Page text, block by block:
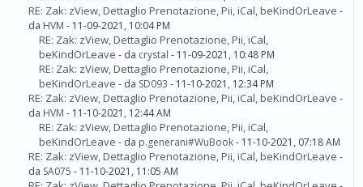
RE: Zak: zView, Dettaglio Prenotazione, Pii, iCal, beKindOrLeave -
da HVM - 11-09-2021, 10:04 PM
RE: Zak: zView, Dettaglio Prenotazione, Pii, iCal,
beKindOrLeave - da crystal - 11-09-2021, 10:48 PM
RE: Zak: zView, Dettaglio Prenotazione, Pii, iCal,
beKindOrLeave - da SD093 - 11-10-2021, 12:34 PM
RE: Zak: zView, Dettaglio Prenotazione, Pii, iCal, beKindOrLeave -
da HVM - 11-10-2021, 12:44 AM
RE: Zak: zView, Dettaglio Prenotazione, Pii, iCal,
beKindOrLeave - da p.generani#WuBook- 11-10-2021, 07:18 AM
RE: Zak: zView, Dettaglio Prenotazione, Pii, iCal, beKindOrLeave -
da SA075 - 11-10-2021, 11:05 AM